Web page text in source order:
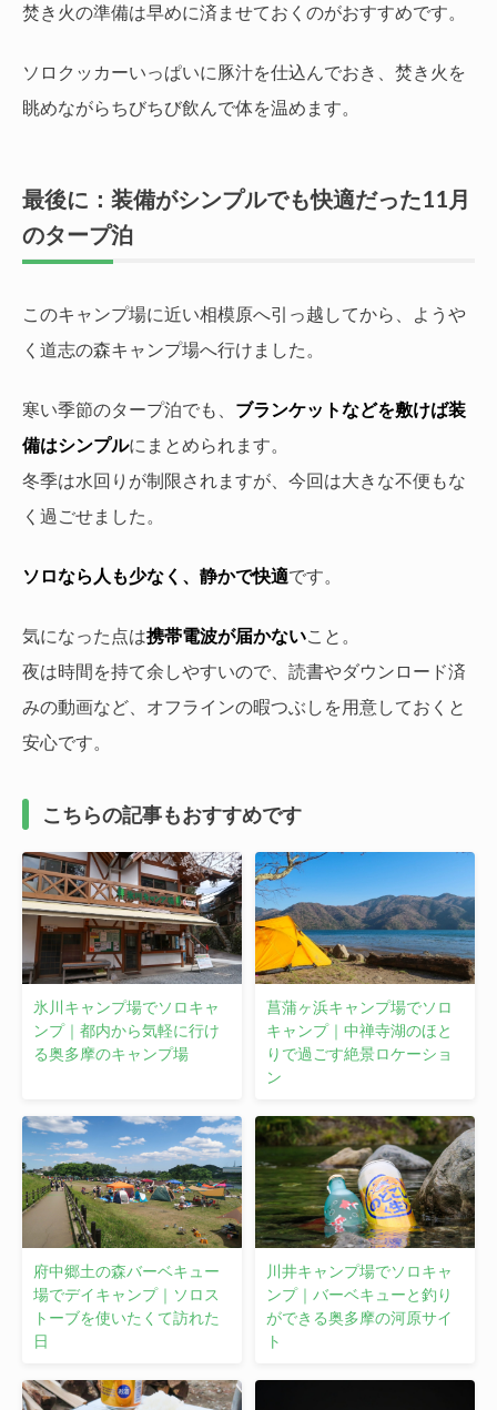
焚き火の準備は早めに済ませておくのがおすすめです。
ソロクッカーいっぱいに豚汁を仕込んでおき、焚き火を
眺めながらちびちび飲んで体を温めます。
最後に：装備がシンプルでも快適だった11月
のタープ泊
このキャンプ場に近い相模原へ引っ越してから、ようや
く道志の森キャンプ場へ行けました。
寒い季節のタープ泊でも、 ブランケットなどを敷けば装
備はシンプルにまとめられます。
冬季は水回りが制限されますが、今回は大きな不便もな
く過ごせました。
ソロなら人も少なく、静かで快適です。
気になった点は携帯電波が届かないこと。
夜は時間を持て余しやすいので、読書やダウンロード済
みの動画など、オフラインの暇つぶしを用意しておくと
安心です。
こちらの記事もおすすめです
氷川キャンプ場でソロキャ
ンプ｜都内から気軽に行け
る奥多摩のキャンプ場
菖蒲ヶ浜キャンプ場でソロ
キャンプ｜中禅寺湖のほと
りで過ごす絶景ロケーショ
ン
府中郷土の森バーベキュー
場でデイキャンプ｜ソロス
トーブを使いたくて訪れた
日
川井キャンプ場でソロキャ
ンプ｜バーベキューと釣り
ができる奥多摩の河原サイ
ト